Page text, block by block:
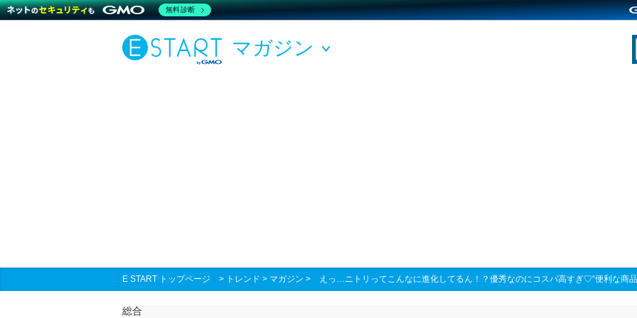
マガジン
E START トップページ > トレンド > マガジン > えっ…ニトリってこんなに進化してるん！？優秀なのにコスパ高すぎ♡“便利な商
総合
無料診断